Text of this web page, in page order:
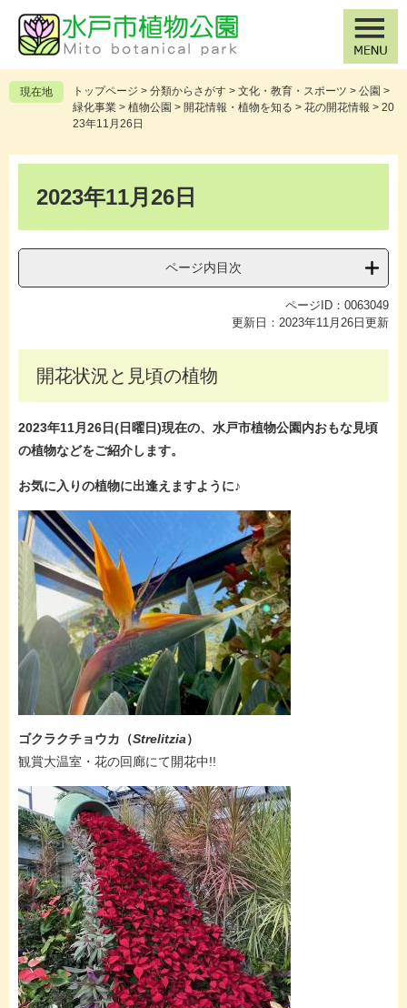
の
先
頭
ー
を
飛
現在地 トップページ > 分類からさがす > 文化・教育・スポーツ > 公園 >
緑化事業 > 植物公園 > 開花情報・植物を知る > 花の開花情報 > 20
23年11月26日
2023年11月26日
ページ内目次
ページID：0063049
更新日：2023年11月26日更新
開花状況と見頃の植物
2023年11月26日(日曜日)現在の、水戸市植物公園内おもな見頃
の植物などをご紹介します。
お気に入りの植物に出逢えますように♪
ゴクラクチョウカ（Strelitzia）
​観賞大温室・花の回廊にて開花中!!